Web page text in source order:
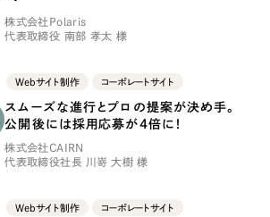
制作
プロジェクト／ マーケティング代行
シング（代行支援）
・プロジェクト
響強化」を目的としたマーケティング代行
用強化」を目的とした採用業務代行
株式会社Polaris
代表取締役 南部 孝太 様
Webサイト制作 コーポレートサイト
スムーズな進行とプロの提案が決め手。
公開後には採用応募が4倍に！
株式会社CAIRN
代表取締役社長 川嵜 大樹 様
Webサイト制作 コーポレートサイト